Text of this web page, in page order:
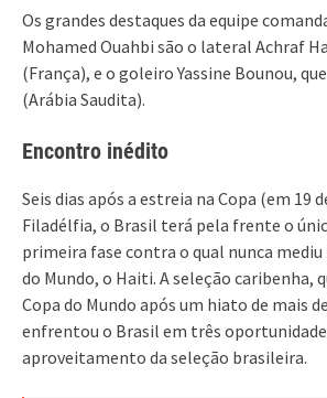
Os grandes destaques da equipe
Mohamed Ouahbi são o lateral Achraf
(França), e o goleiro Yassine Bounou,
(Arábia Saudita).
Encontro inédito
Seis dias após a estreia na Copa (em 19
Filadélfia, o Brasil terá pela frente o
primeira fase contra o qual nunca mediu
do Mundo, o Haiti. A seleção caribenha,
Copa do Mundo após um hiato de mais
enfrentou o Brasil em três
aproveitamento da seleção brasileira.